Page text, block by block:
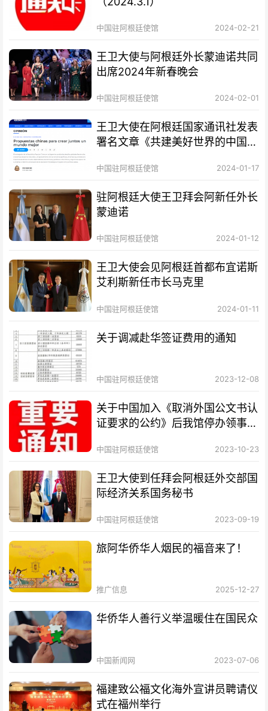
中国驻阿根廷使馆 2024-02-21
王卫大使与阿根廷外长蒙迪诺共同
出席2024年新春晚会
中国驻阿根廷使馆 2024-02-01
王卫大使在阿根廷国家通讯社发表
署名文章《共建美好世界的中国方
中国驻阿根廷使馆 2024-01-17
驻阿根廷大使王卫拜会阿新任外长
蒙迪诺
中国驻阿根廷使馆 2024-01-12
王卫大使会见阿根廷首都布宜诺斯
艾利斯新任市长马克里
中国驻阿根廷使馆 2024-01-11
关于调减赴华签证费用的通知
中国驻阿根廷使馆 2023-12-08
关于中国加入《取消外国公文书认
证要求的公约》后我馆停办领事认
中国驻阿根廷使馆 2023-10-23
王卫大使到任拜会阿根廷外交部国
际经济关系国务秘书
中国驻阿根廷使馆 2023-09-19
旅阿华侨华人烟民的福音来了！
推广信息 2025-12-27
华侨华人善行义举温暖住在国民众
中国新闻网 2023-07-06
福建致公福文化海外宣讲员聘请仪
式在福州举行